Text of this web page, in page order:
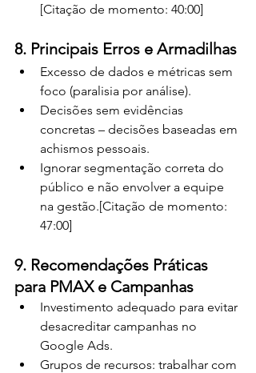
[Citação de momento: 40:00]
8. Principais Erros e Armadilhas
Excesso de dados e métricas sem
foco (paralisia por análise).
Decisões sem evidências
concretas – decisões baseadas em
achismos pessoais.
Ignorar segmentação correta do
público e não envolver a equipe
na gestão.[Citação de momento:
47:00]
9. Recomendações Práticas
para PMAX e Campanhas
Investimento adequado para evitar
desacreditar campanhas no
Google Ads.
Grupos de recursos: trabalhar com